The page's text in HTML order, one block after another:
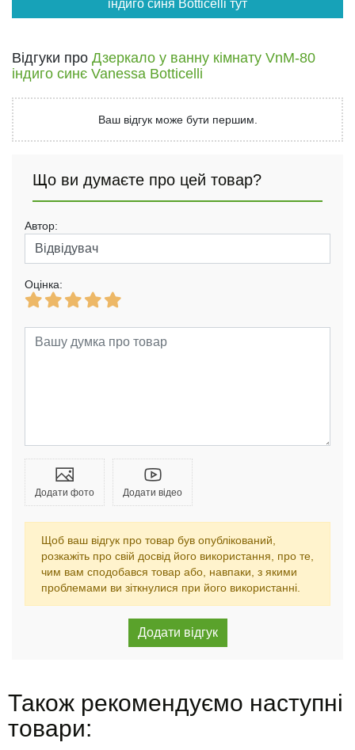
індиго синя Botticelli тут
Відгуки про Дзеркало у ванну кімнату VnM-80
індиго синє Vanessa Botticelli
Ваш відгук може бути першим.
Що ви думаєте про цей товар?
Автор:
Оцінка:
Додати фото Додати відео
Щоб ваш відгук про товар був опублікований,
розкажіть про свій досвід його використання, про те,
чим вам сподобався товар або, навпаки, з якими
проблемами ви зіткнулися при його використанні.
Також рекомендуємо наступні
товари: